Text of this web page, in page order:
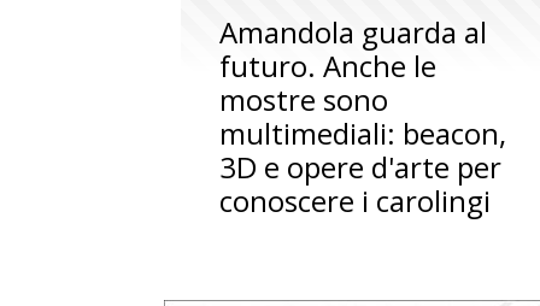
Amandola guarda al
futuro. Anche le
mostre sono
multimediali: beacon,
3D e opere d'arte per
conoscere i carolingi